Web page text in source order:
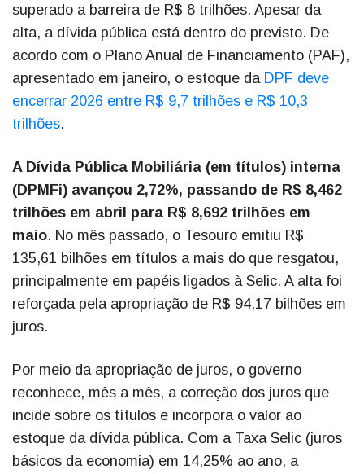
superado a barreira de R$ 8 trilhões. Apesar da
alta, a dívida pública está dentro do previsto. De
acordo com o Plano Anual de Financiamento (PAF),
apresentado em janeiro, o estoque da DPF deve
encerrar 2026 entre R$ 9,7 trilhões e R$ 10,3
trilhões.
A Dívida Pública Mobiliária (em títulos) interna
(DPMFi) avançou 2,72%, passando de R$ 8,462
trilhões em abril para R$ 8,692 trilhões em
maio. No mês passado, o Tesouro emitiu R$
135,61 bilhões em títulos a mais do que resgatou,
principalmente em papéis ligados à Selic. A alta foi
reforçada pela apropriação de R$ 94,17 bilhões em
juros.
Por meio da apropriação de juros, o governo
reconhece, mês a mês, a correção dos juros que
incide sobre os títulos e incorpora o valor ao
estoque da dívida pública. Com a Taxa Selic (juros
básicos da economia) em 14,25% ao ano, a